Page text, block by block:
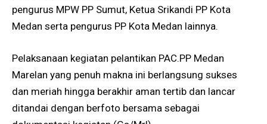
pengurus MPW PP Sumut, Ketua Srikandi PP Kota
Medan serta pengurus PP Kota Medan lainnya.
Pelaksanaan kegiatan pelantikan PAC.PP Medan
Marelan yang penuh makna ini berlangsung sukses
dan meriah hingga berakhir aman tertib dan lancar
ditandai dengan berfoto bersama sebagai